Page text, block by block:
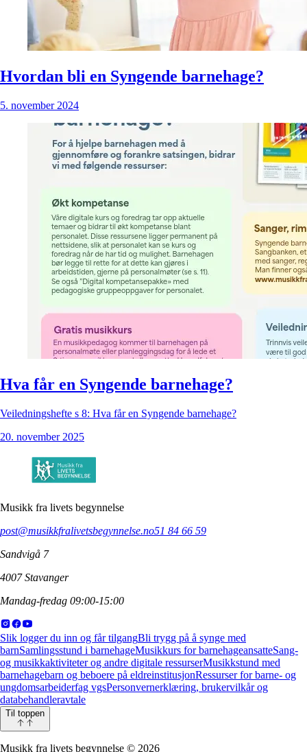
Hvordan bli en Syngende barnehage?
5. november 2024
Hva får en Syngende barnehage?
Veiledningshefte s 8: Hva får en Syngende barnehage?
20. november 2025
Musikk fra livets begynnelse
post@musikkfralivetsbegynnelse.no51 84 66 59
Sandvigå 7
4007 Stavanger
Mandag-fredag 09:00-15:00
Slik logger du inn og får tilgangBli trygg på å synge med
barnSamlingsstund i barnehageMusikkurs for barnehageansatteSang-
og musikkaktiviteter og andre digitale ressurserMusikkstund med
barnehagebarn og beboere på eldreinstitusjonRessurser for barne- og
ungdomsarbeiderfag vgsPersonvernerklæring, brukervilkår og
databehandleravtale
Til toppen
Musikk fra livets begynnelse © 2026